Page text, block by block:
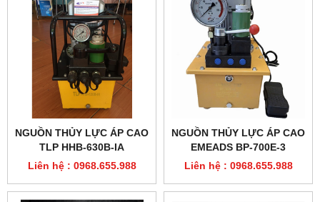
NGUỒN THỦY LỰC ÁP CAO
TLP HHB-630B-IA
Liên hệ : 0968.655.988
NGUỒN THỦY LỰC ÁP CAO
EMEADS BP-700E-3
Liên hệ : 0968.655.988